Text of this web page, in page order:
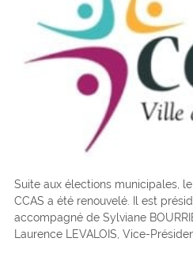
Suite aux élections municipales,
CCAS a été renouvelé. Il est
accompagné de Sylviane
Laurence LEVALOIS, Vice-